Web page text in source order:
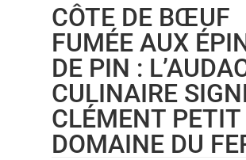
CÔTE DE BŒUF
FUMÉE AUX
DE PIN :
CULINAIRE
CLÉMENT PETIT
DOMAINE DU